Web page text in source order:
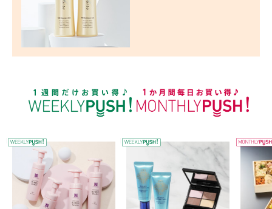
WEEKLY PUSH